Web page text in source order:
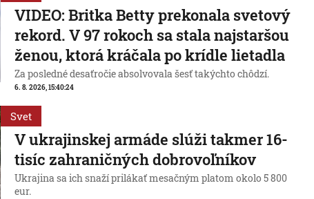
VIDEO: Britka Betty prekonala svetový
rekord. V 97 rokoch sa stala najstaršou
ženou, ktorá kráčala po krídle lietadla
Za posledné desaťročie absolvovala šesť takýchto chôdzí.
6. 8. 2026, 15:40:24
Svet
V ukrajinskej armáde slúži takmer 16-
tisíc zahraničných dobrovoľníkov
Ukrajina sa ich snaží prilákať mesačným platom okolo 5 800
eur.